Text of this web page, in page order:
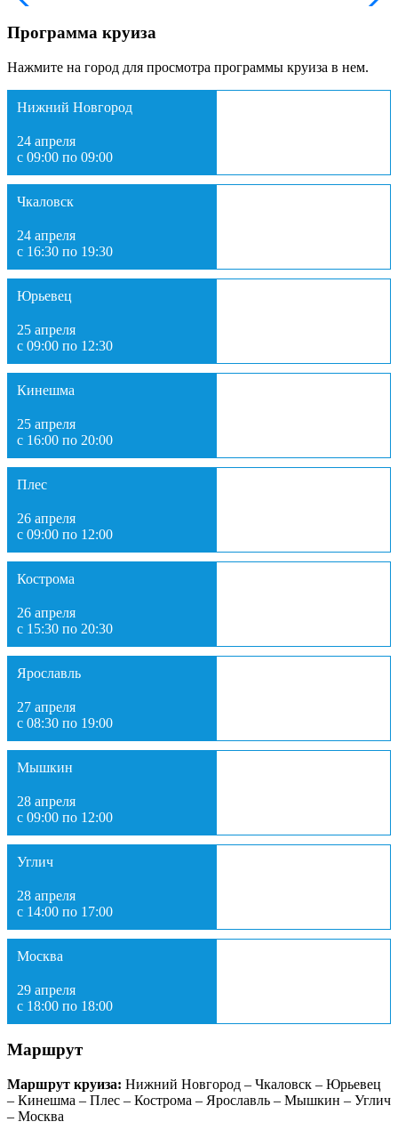
Программа круиза
Нажмите на город для просмотра программы круиза в нем.
Нижний Новгород
24 апреля
с 09:00 по 09:00
Чкаловск
24 апреля
с 16:30 по 19:30
Юрьевец
25 апреля
с 09:00 по 12:30
Кинешма
25 апреля
с 16:00 по 20:00
Плес
26 апреля
с 09:00 по 12:00
Кострома
26 апреля
с 15:30 по 20:30
Ярославль
27 апреля
с 08:30 по 19:00
Мышкин
28 апреля
с 09:00 по 12:00
Углич
28 апреля
с 14:00 по 17:00
Москва
29 апреля
с 18:00 по 18:00
Маршрут
Маршрут круиза: Нижний Новгород – Чкаловск – Юрьевец
– Кинешма – Плес – Кострома – Ярославль – Мышкин – Углич
– Москва